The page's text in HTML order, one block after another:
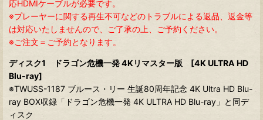
応HDMIケーブルが必要です。
※プレーヤーに関する再生不可などのトラブルによる返品、返金等
は対応いたしませんので、ご了承の上、ご予約ください。
※ご注文＝ご予約となります。
ディスク1 ドラゴン危機一発 4Kリマスター版 [4K ULTRA HD
Blu-ray]
※TWUSS-1187 ブルース・リー 生誕80周年記念 4K Ultra HD Blu-
ray BOX収録「ドラゴン危機一発 4K ULTRA HD Blu-ray」と同デ
ィスク